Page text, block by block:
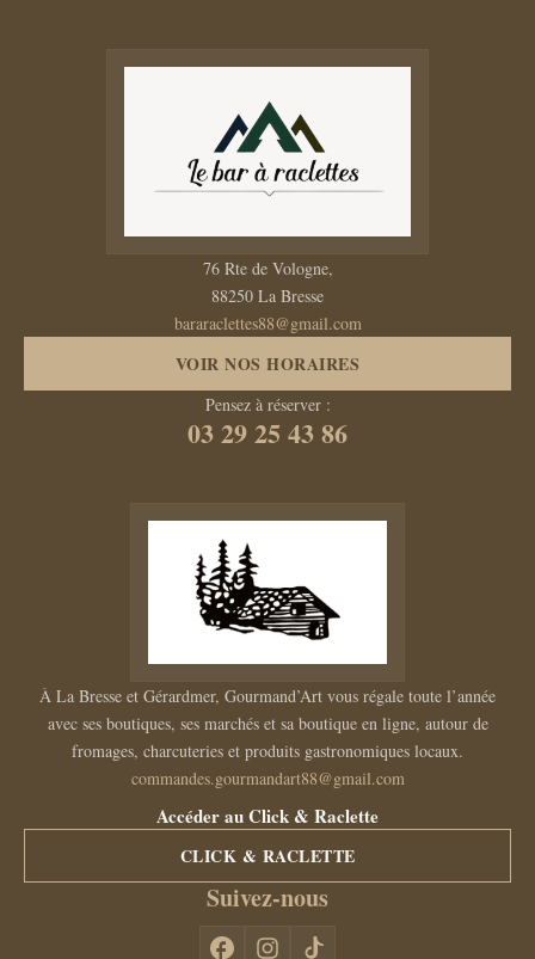
76 Rte de Vologne,
88250 La Bresse
bararaclettes88@gmail.com
VOIR NOS HORAIRES
Pensez à réserver :
03 29 25 43 86
À La Bresse et Gérardmer, Gourmand’Art vous régale toute l’année
avec ses boutiques, ses marchés et sa boutique en ligne, autour de
fromages, charcuteries et produits gastronomiques locaux.
commandes.gourmandart88@gmail.com
Accéder au Click & Raclette
CLICK & RACLETTE
Suivez-nous